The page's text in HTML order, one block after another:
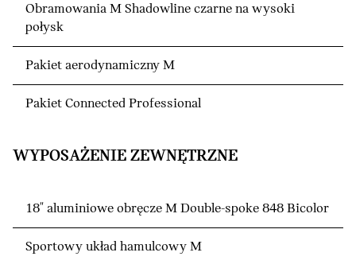
Obramowania M Shadowline czarne na wysoki
połysk
Pakiet aerodynamiczny M
Pakiet Connected Professional
WYPOSAŻENIE ZEWNĘTRZNE
18" aluminiowe obręcze M Double-spoke 848 Bicolor
Sportowy układ hamulcowy M